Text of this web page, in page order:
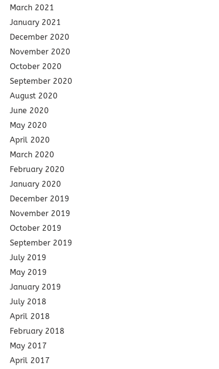
March 2021
January 2021
December 2020
November 2020
October 2020
September 2020
August 2020
June 2020
May 2020
April 2020
March 2020
February 2020
January 2020
December 2019
November 2019
October 2019
September 2019
July 2019
May 2019
January 2019
July 2018
April 2018
February 2018
May 2017
April 2017